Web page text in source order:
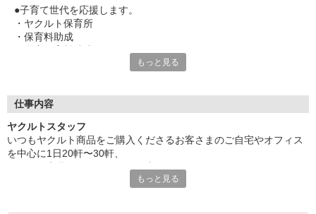
●子育て世代を応援します。
・ヤクルト保育所
・保育料助成
そんな方のために！
一般の保育園に子どもを預けている方をバックアップ◎
頑張って働いた収入の中から、
少しでも家計の足しに、ママのお小遣いに♪ を応援します！
◆家庭と両立可能な短時間勤務
もっと見る
仕事内容
ヤクルトスタッフ
いつもヤクルト商品をご購入くださるお客さまのご自宅やオフィス
を中心に1日20軒〜30軒、
商品を通じてお客さまとふれあう楽しさ、健康的な生活にお役立ち
もっと見る